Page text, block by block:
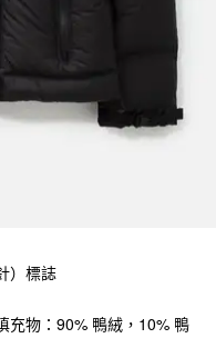
）標誌
充物：90% 鴨絨，10% 鴨